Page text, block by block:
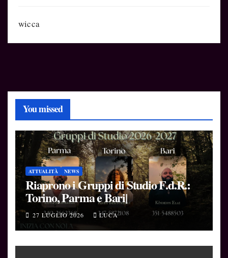
wicca
You missed
ATTUALITÀ NEWS
Riaprono i Gruppi di Studio F.d.R.:
Torino, Parma e Bari|
27 LUGLIO 2026 LUCA